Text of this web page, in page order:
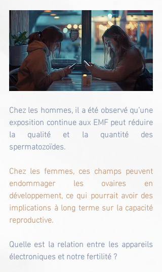
Chez les hommes, il a été observé qu’une
exposition continue aux EMF peut réduire
la qualité et la quantité des
spermatozoïdes.
Chez les femmes, ces champs peuvent
endommager les ovaires en
développement, ce qui pourrait avoir des
implications à long terme sur la capacité
reproductive.
Quelle est la relation entre les appareils
électroniques et notre fertilité ?